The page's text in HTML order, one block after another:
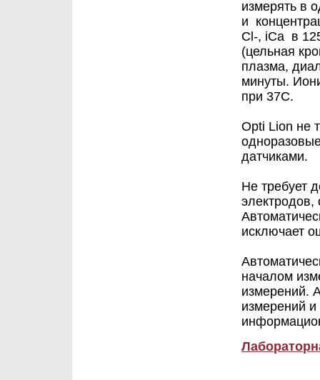
измерять в
и
Cl-, iCa в
(цельная
плазма,
минуты.
при 37C.
Opti Lion не
датчиками.
Не требует
исключает
началом
измерений.
измерений